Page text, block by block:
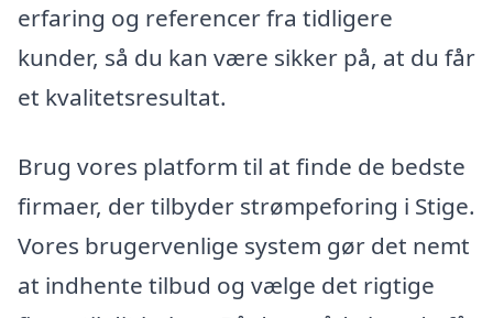
erfaring og referencer fra tidligere
kunder, så du kan være sikker på, at du får
et kvalitetsresultat.
Brug vores platform til at finde de bedste
firmaer, der tilbyder strømpeforing i Stige.
Vores brugervenlige system gør det nemt
at indhente tilbud og vælge det rigtige